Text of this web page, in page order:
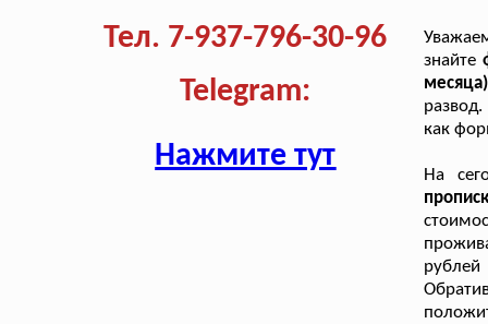
Тел. 7-937-796-30-96
Telegram:
Нажмите тут
знайте
как
На